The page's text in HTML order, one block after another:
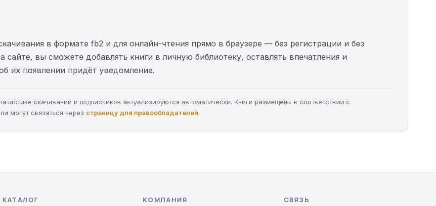
в формате fb2 и для онлайн-чтения прямо в браузере — без регистрации и без
сайте, вы сможете добавлять книги в личную библиотеку, оставлять впечатления и
их появлении придёт уведомление.
скачиваний и подписчиков актуализируются автоматически. Книги размещены в соответствии с
могут связаться через страницу для правообладателей.
КАТАЛОГ КОМПАНИЯ СВЯЗЬ